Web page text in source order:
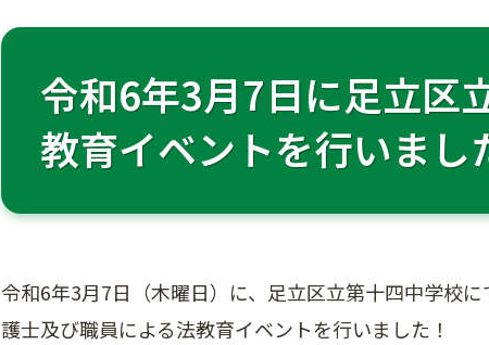
令和6年3月7日に足立区
教育イベントを行いまし
令和6年3月7日（木曜日）に、足立区立第十四中学校
護士及び職員による法教育イベントを行いました！